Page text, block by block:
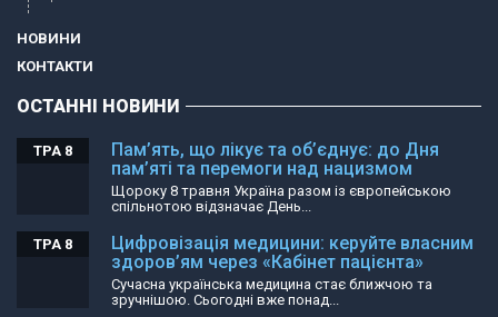
НОВИНИ
КОНТАКТИ
ОСТАННІ НОВИНИ
Пам’ять, що лікує та об’єднує: до Дня
пам’яті та перемоги над нацизмом
ТРА 8
Щороку 8 травня Україна разом із європейською
спільнотою відзначає День...
Цифровізація медицини: керуйте власним
здоров’ям через «Кабінет пацієнта»
ТРА 8
Сучасна українська медицина стає ближчою та
зручнішою. Сьогодні вже понад...